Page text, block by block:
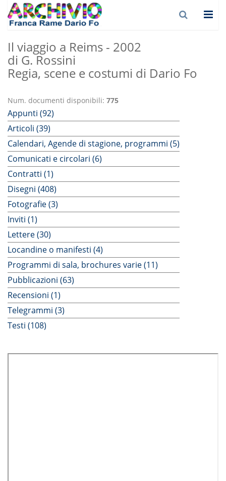
Il viaggio a Reims - 2002
di G. Rossini
Regia, scene e costumi di Dario Fo
Num. documenti disponibili: 775
Appunti (92)
Articoli (39)
Calendari, Agende di stagione, programmi (5)
Comunicati e circolari (6)
Contratti (1)
Disegni (408)
Fotografie (3)
Inviti (1)
Lettere (30)
Locandine o manifesti (4)
Programmi di sala, brochures varie (11)
Pubblicazioni (63)
Recensioni (1)
Telegrammi (3)
Testi (108)